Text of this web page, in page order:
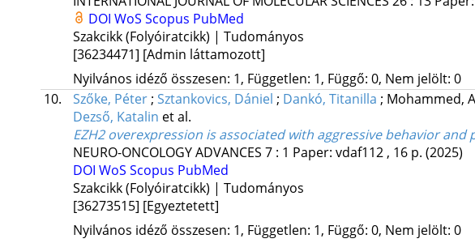
DOI WoS Scopus PubMed
Szakcikk (Folyóiratcikk) | Tudományos
[36234471] [Admin láttamozott]
Nyilvános idéző összesen: 1, Független: 1, Függő: 0, Nem jelölt: 0
10.
Szőke, Péter ; Sztankovics, Dániel ; Dankó, Titanilla ; Mohammed,
Dezső, Katalin et al.
EZH2 overexpression is associated with aggressive behavior
NEURO-ONCOLOGY ADVANCES 7: 1 Paper: vdaf112 , 16 p. (2025)
DOI WoS Scopus PubMed
Szakcikk (Folyóiratcikk) | Tudományos
[36273515] [Egyeztetett]
Nyilvános idéző összesen: 1, Független: 1, Függő: 0, Nem jelölt: 0